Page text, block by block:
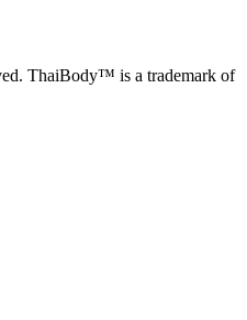
ThaiBody™ is a trademark of